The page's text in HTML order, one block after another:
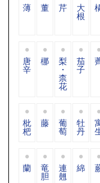
薄 董 芹 大
根
唐
辛
梛 梨
・
柰
花
茄
子
枇
杷
藤 葡
萄
牡
丹
蘭 竜
胆
連
翹
綿